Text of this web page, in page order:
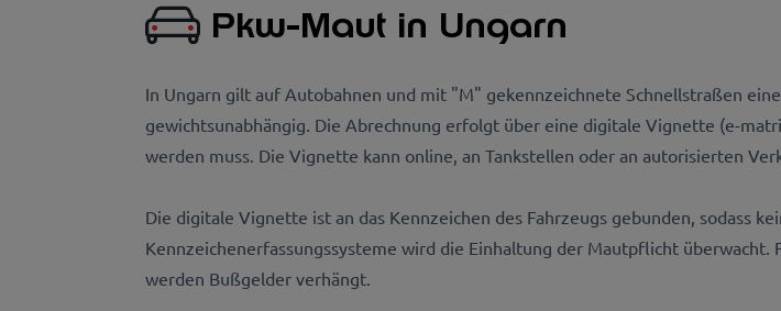
Pkw-Maut in Ungarn
In Ungarn gilt auf Autobahnen und mit "M" gekennzeichnete Schnellstraßen
gewichtsunabhängig. Die Abrechnung erfolgt über eine digitale Vignette (e-
werden muss. Die Vignette kann online, an Tankstellen oder an autorisierten
Die digitale Vignette ist an das Kennzeichen des Fahrzeugs gebunden, sodass
Kennzeichenerfassungssysteme wird die Einhaltung der Mautpflicht
werden Bußgelder verhängt.